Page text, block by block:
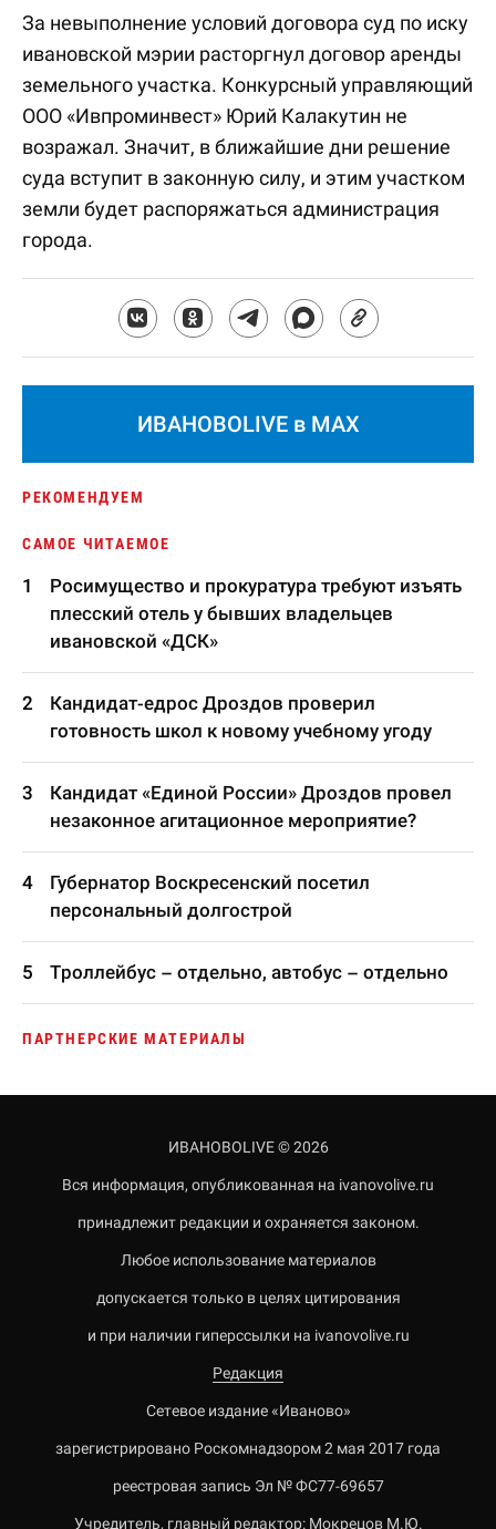
За невыполнение условий договора суд по иску
ивановской мэрии расторгнул договор аренды
земельного участка. Конкурсный управляющий
ООО «Ивпроминвест» Юрий Калакутин не
возражал. Значит, в ближайшие дни решение
суда вступит в законную силу, и этим участком
земли будет распоряжаться администрация
города.
ИВАНОВОLIVE в MAX
РЕКОМЕНДУЕМ
САМОЕ ЧИТАЕМОЕ
Росимущество и прокуратура требуют изъять
плесский отель у бывших владельцев
ивановской «ДСК»
Кандидат-едрос Дроздов проверил
готовность школ к новому учебному угоду
Кандидат «Единой России» Дроздов провел
незаконное агитационное мероприятие?
Губернатор Воскресенский посетил
персональный долгострой
Троллейбус – отдельно, автобус – отдельно
ПАРТНЕРСКИЕ МАТЕРИАЛЫ
ИВАНОВОLIVE © 2026
Вся информация, опубликованная на ivanovolive.ru
принадлежит редакции и охраняется законом.
Любое использование материалов
допускается только в целях цитирования
и при наличии гиперссылки на ivanovolive.ru
Редакция
Сетевое издание «Иваново»
зарегистрировано Роскомнадзором 2 мая 2017 года
реестровая запись Эл № ФС77-69657
Учредитель, главный редактор: Мокрецов М.Ю.